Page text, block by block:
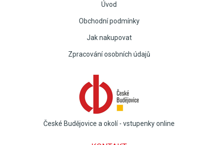
Úvod
Obchodní podmínky
Jak nakupovat
Zpracování osobních údajů
České Budějovice a okolí - vstupenky online